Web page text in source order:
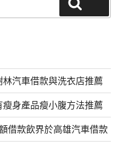
汽車借款與洗衣店推薦
身產品瘦小腹方法推薦
借款飲界於高雄汽車借款